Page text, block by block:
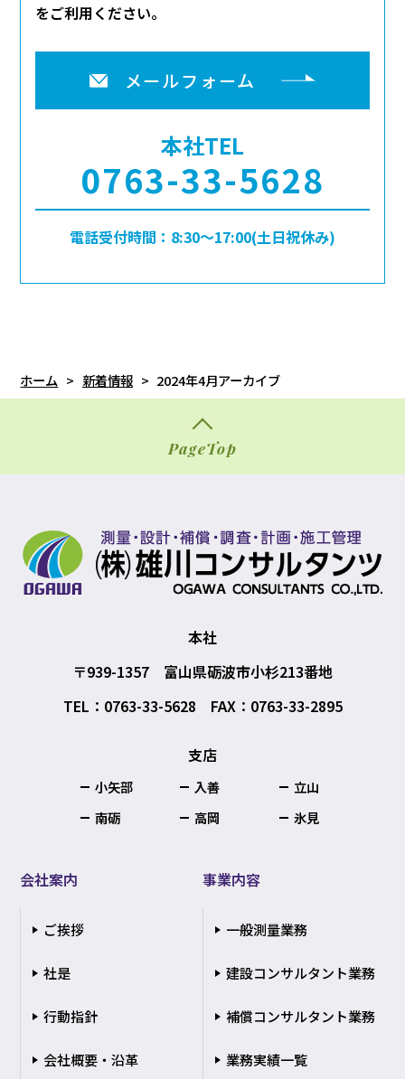
をご利用ください。
メールフォーム
本社TEL
0763-33-5628
電話受付時間：8:30～17:00(土日祝休み)
ホーム > 新着情報 > 2024年4月アーカイブ
PageTop
本社
〒939-1357 富山県砺波市小杉213番地
TEL：0763-33-5628 FAX：0763-33-2895
支店
小矢部 入善
立山
南砺
高岡 氷見
会社案内
ご挨拶
社是
行動指針
会社概要・沿革
事業内容
一般測量業務
建設コンサルタント業務
補償コンサルタント業務
業務実績一覧